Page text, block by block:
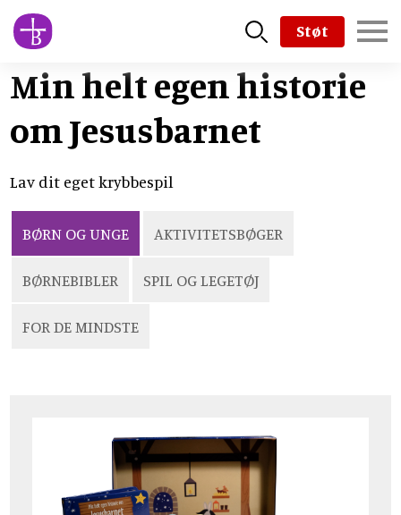
Skip
to
content
Støt
Min helt egen historie
om Jesusbarnet
Lav dit eget krybbespil
BØRN OG UNGE AKTIVITETSBØGER
BØRNEBIBLER SPIL OG LEGETØJ
FOR DE MINDSTE